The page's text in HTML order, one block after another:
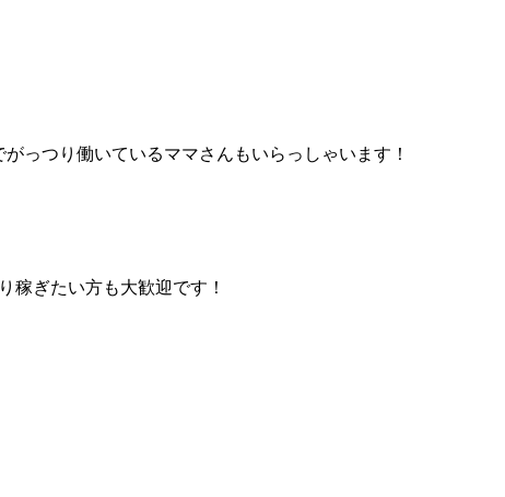
っつり働いているママさんもいらっしゃいます！
稼ぎたい方も大歓迎です！